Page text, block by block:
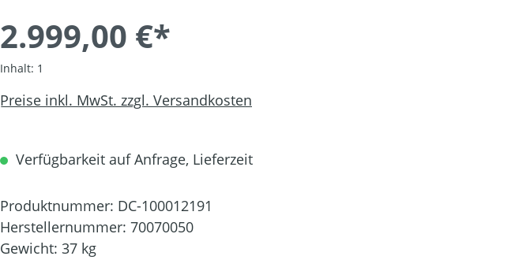
2.999,00 €*
Inhalt: 1
Preise inkl. MwSt. zzgl. Versandkosten
Verfügbarkeit auf Anfrage, Lieferzeit
Produktnummer: DC-100012191
Herstellernummer: 70070050
Gewicht: 37 kg